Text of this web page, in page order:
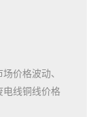
价格波动、
电线铜线价格